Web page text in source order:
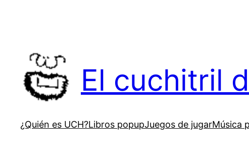
El cuchitril
¿Quién es UCH?Libros popupJuegos de jugarMúsica